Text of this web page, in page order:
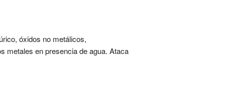
óxidos no metálicos,
metales en presencia de agua. Ataca